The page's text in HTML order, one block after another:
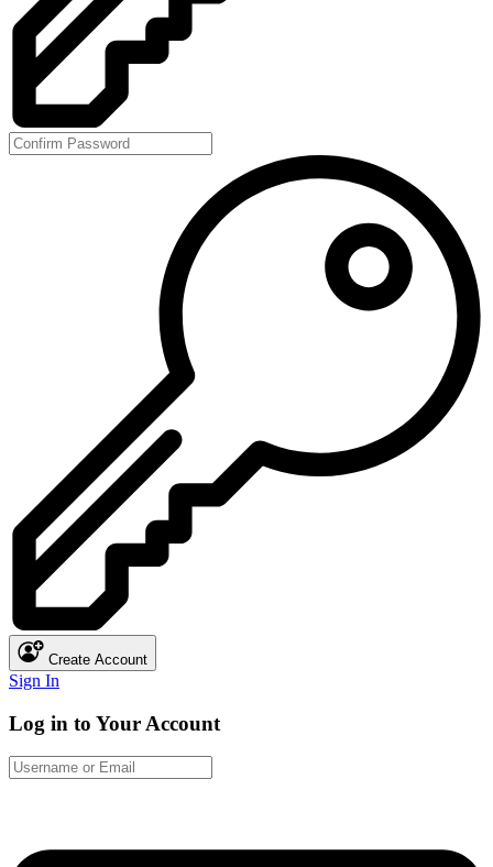
Create Account
Sign In
Log in to Your Account